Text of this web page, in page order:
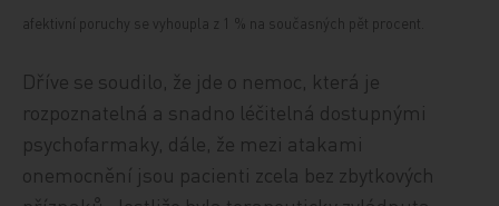
afektivní poruchy se vyhoupla z 1 % na současných pět procent.
Dříve se soudilo, že jde o nemoc, která je
rozpoznatelná a snadno léčitelná dostupnými
psychofarmaky, dále, že mezi atakami
onemocnění jsou pacienti zcela bez zbytkových